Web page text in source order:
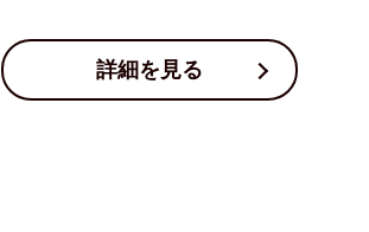
詳細を見る